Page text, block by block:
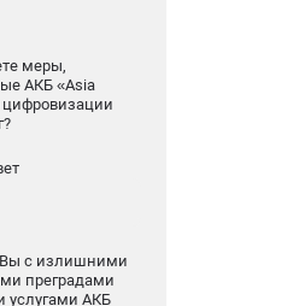
меры,
АКБ «Asia
цифровизации
Вы с излишними
преградами
услугами АКБ